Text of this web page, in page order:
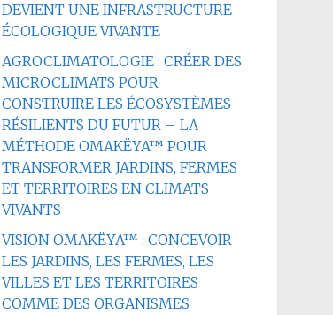
DEVIENT UNE INFRASTRUCTURE
ÉCOLOGIQUE VIVANTE
AGROCLIMATOLOGIE : CRÉER DES
MICROCLIMATS POUR
CONSTRUIRE LES ÉCOSYSTÈMES
RÉSILIENTS DU FUTUR – LA
MÉTHODE OMAKËYA™ POUR
TRANSFORMER JARDINS, FERMES
ET TERRITOIRES EN CLIMATS
VIVANTS
VISION OMAKËYA™ : CONCEVOIR
LES JARDINS, LES FERMES, LES
VILLES ET LES TERRITOIRES
COMME DES ORGANISMES